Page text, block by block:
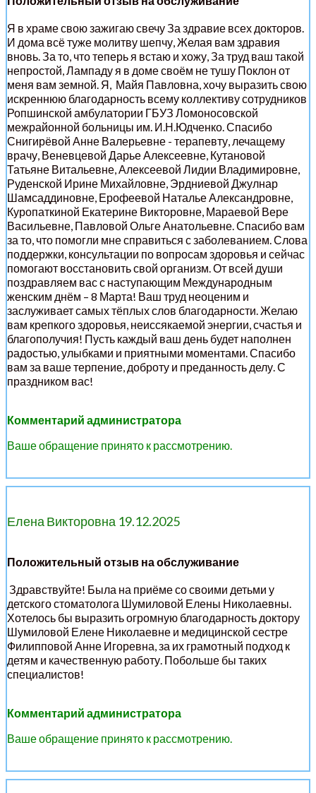
Я в храме свою зажигаю свечу За здравие всех докторов.
И дома всё туже молитву шепчу, Желая вам здравия
вновь. За то, что теперь я встаю и хожу, За труд ваш такой
непростой, Лампаду я в доме своём не тушу Поклон от
меня вам земной. Я, Майя Павловна, хочу выразить свою
искреннюю благодарность всему коллективу сотрудников
Ропшинской амбулатории ГБУЗ Ломоносовской
межрайонной больницы им. И.Н.Юдченко. Спасибо
Снигирёвой Анне Валерьевне - терапевту, лечащему
врачу, Веневцевой Дарье Алексеевне, Кутановой
Татьяне Витальевне, Алексеевой Лидии Владимировне,
Руденской Ирине Михайловне, Эрдниевой Джулнар
Шамсаддиновне, Ерофеевой Наталье Александровне,
Куропаткиной Екатерине Викторовне, Мараевой Вере
Васильевне, Павловой Ольге Анатольевне. Спасибо вам
за то, что помогли мне справиться с заболеванием. Слова
поддержки, консультации по вопросам здоровья и сейчас
помогают восстановить свой организм. От всей души
поздравляем вас с наступающим Международным
женским днём – 8 Марта! Ваш труд неоценим и
заслуживает самых тёплых слов благодарности. Желаю
вам крепкого здоровья, неиссякаемой энергии, счастья и
благополучия! Пусть каждый ваш день будет наполнен
радостью, улыбками и приятными моментами. Спасибо
вам за ваше терпение, доброту и преданность делу. С
праздником вас!
Комментарий администратора
Ваше обращение принято к рассмотрению.
Елена Викторовна 19.12.2025
Положительный отзыв на обслуживание
Здравствуйте! Была на приёме со своими детьми у
детского стоматолога Шумиловой Елены Николаевны.
Хотелось бы выразить огромную благодарность доктору
Шумиловой Елене Николаевне и медицинской сестре
Филипповой Анне Игоревна, за их грамотный подход к
детям и качественную работу. Побольше бы таких
специалистов!
Комментарий администратора
Ваше обращение принято к рассмотрению.